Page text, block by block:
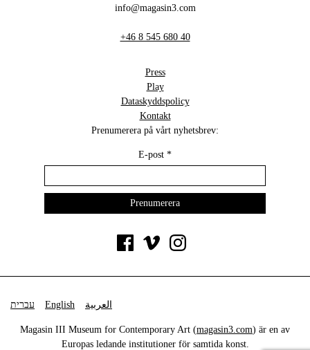
info@magasin3.com
+46 8 545 680 40
Press
Play
Dataskyddspolicy
Kontakt
Prenumerera på vårt nyhetsbrev:
E-post *
עברית English العربية
Magasin III Museum for Contemporary Art (magasin3.com) är en av
Europas ledande institutioner för samtida konst.